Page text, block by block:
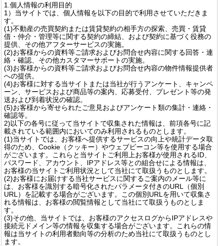
1.個人情報の利用目的
1）当サイトでは、個人情報を以下の目的で利用させていただきま
す。
(1)不動産の売買契約または賃貸契約の相手方の探索、売買・賃貸
借・仲介・管理等に関する契約の締結、および契約に基づく役務の
提供、その他アフターサービスの実施。
(2)お客様からの資料等ご請求およびお問合せ内容に関する回答・連
絡・確認、その他カスタマーサポートの実施。
(3)お客様からの資料等ご請求およびお問合せ内容の物件情報提供者
への提供。
(4)お客様に対する当サイトまたは当社が行うアンケート、キャンペ
ーン、サービスおよび商品等の案内、応募受付、プレゼント等の発
送および到着状況の確認。
(5)お客様から寄せられたご意見およびアンケート類の集計・連絡・
確認等。
2)以下の各号に従って当サイトで収集された情報は、前項各号に記
載されている範囲内においてのみ利用されるものとします。
(1)当サイトでは、お客様へ提供するサービスの向上や統計データ取
得のため、Cookie（クッキー）やウェブビーコン等を使用する場合
がございます。これらと当サイトご利用上お客様が使用されるID、
パスワード、アカウント、IPアドレス等との組合せによる情報は、
お客様の当サイトご利用状況として当社にて取扱うものとします。
(2)お客様にお届けする当社サービスに関するご案内のメール等に
は、お客様を識別する暗号化されたパラメータ付きのURL（個別
URL）を記載する場合がございます。この個別URLを用いて収集さ
れる情報は、お客様の閲覧情報として当社にて取扱うものとしま
す。
(3)その他、当サイトでは、お客様のアクセスログからIPアドレスや
接続元ドメイン等の情報を収集する場合がございます。これらの情
報は当サイトの利用者動向等の分析のため当社にて取扱うものとし
ます。